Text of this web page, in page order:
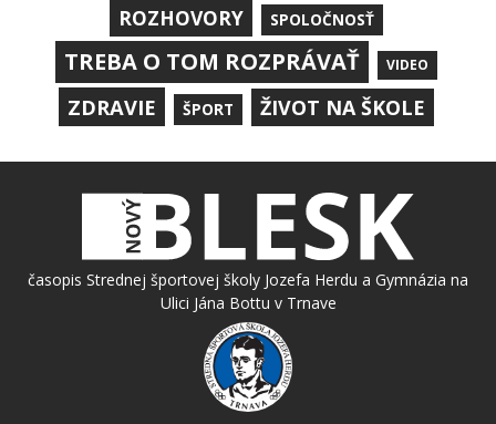
ROZHOVORY SPOLOČNOSŤ
TREBA O TOM ROZPRÁVAŤ VIDEO
ZDRAVIE ŠPORT ŽIVOT NA ŠKOLE
časopis Strednej športovej školy Jozefa Herdu a Gymnázia na
Ulici Jána Bottu v Trnave